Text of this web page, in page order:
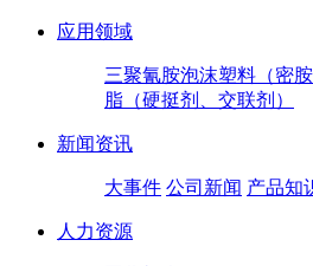
应用领域
三聚氰胺泡沫塑料（密胺
脂（硬挺剂、交联剂）
新闻资讯
大事件 公司新闻 产品知
人力资源